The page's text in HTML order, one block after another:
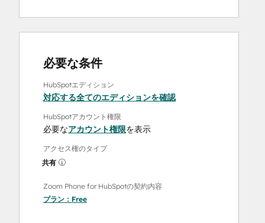
必要な条件
HubSpotエディション
対応する全てのエディションを確認
HubSpotアカウント権限
必要なアカウント権限を表示
アクセス権のタイプ
共有
Zoom Phone for HubSpotの契約内容
プラン： Free